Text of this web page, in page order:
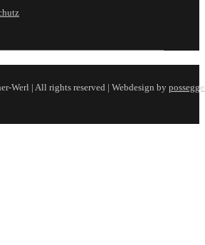
Werl | All rights reserved | Webdesign by